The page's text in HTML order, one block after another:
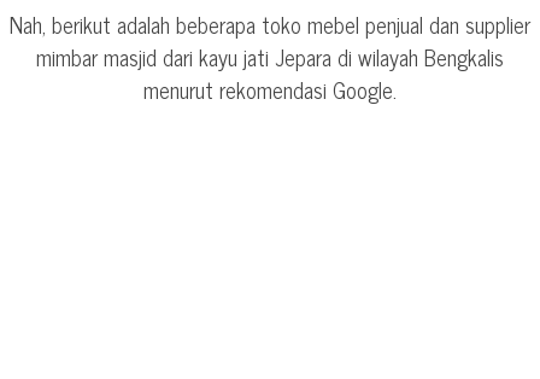
Nah, berikut adalah beberapa toko mebel penjual dan supplier
mimbar masjid dari kayu jati Jepara di wilayah Bengkalis
menurut rekomendasi Google.